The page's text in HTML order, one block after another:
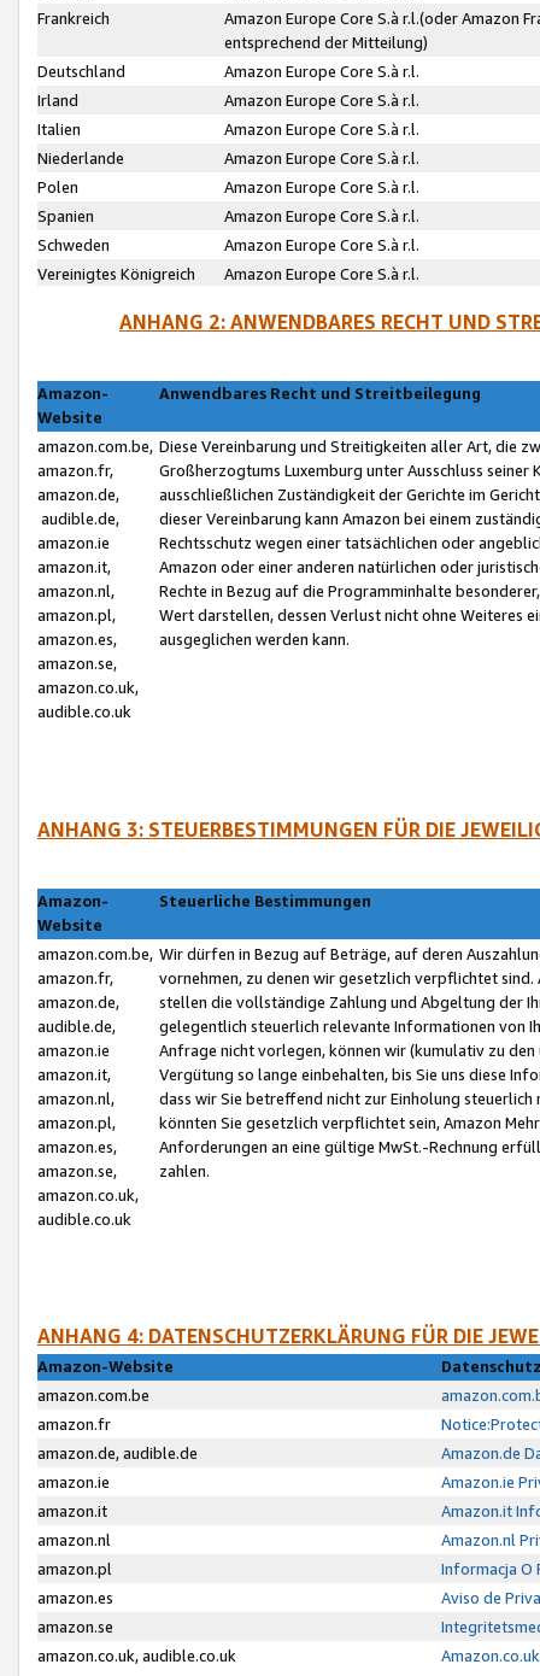
Frankreich
Amazon Europe Core S.à r.l.(oder Amazon
entsprechend der Mitteilung)
Deutschland
Amazon Europe Core S.à r.l.
Irland
Amazon Europe Core S.à r.l.
Italien
Amazon Europe Core S.à r.l.
Niederlande
Amazon Europe Core S.à r.l.
Polen
Amazon Europe Core S.à r.l.
Spanien
Amazon Europe Core S.à r.l.
Schweden
Amazon Europe Core S.à r.l.
Vereinigtes Königreich
Amazon Europe Core S.à r.l.
ANHANG 2: ANWENDBARES RECHT UND
Amazon-
Website
Anwendbares Recht und Streitbeilegung
amazon.com.be,
amazon.fr,
amazon.de,
audible.de,
amazon.ie
amazon.it,
amazon.nl,
amazon.pl,
amazon.es,
amazon.se,
amazon.co.uk,
audible.co.uk
Diese Vereinbarung und Streitigkeiten aller Art, die
Großherzogtums Luxemburg unter Ausschluss
ausschließlichen Zuständigkeit der Gerichte im
dieser Vereinbarung kann Amazon bei einem
Rechtsschutz wegen einer tatsächlichen oder
Amazon oder einer anderen natürlichen oder
Rechte in Bezug auf die Programminhalte
Wert darstellen, dessen Verlust nicht ohne Weiteres
ausgeglichen werden kann.
ANHANG 3: STEUERBESTIMMUNGEN FÜR DIE
Amazon-
Website
Steuerliche Bestimmungen
amazon.com.be,
amazon.fr,
amazon.de,
audible.de,
amazon.ie
amazon.it,
amazon.nl,
amazon.pl,
amazon.es,
amazon.se,
amazon.co.uk,
audible.co.uk
Wir dürfen in Bezug auf Beträge, auf deren
vornehmen, zu denen wir gesetzlich verpflichtet
stellen die vollständige Zahlung und Abgeltung der
gelegentlich steuerlich relevante Informationen von
Anfrage nicht vorlegen, können wir (kumulativ zu
Vergütung so lange einbehalten, bis Sie uns diese
dass wir Sie betreffend nicht zur Einholung
könnten Sie gesetzlich verpflichtet sein, Amazon
Anforderungen an eine gültige MwSt.-Rechnung
zahlen.
ANHANG 4: DATENSCHUTZERKLÄRUNG FÜR DIE
Amazon-Website
amazon.com.be
amazon.fr
amazon.de, audible.de
Amazon.de
amazon.ie
Amazon.ie
amazon.it
Amazon.it
amazon.nl
Amazon.nl
amazon.pl
Informacja O
amazon.es
Aviso de
amazon.se
amazon.co.uk, audible.co.uk